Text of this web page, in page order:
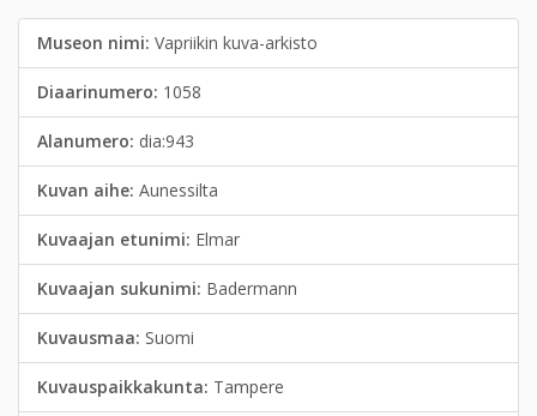
Museon nimi: Vapriikin kuva-arkisto
Diaarinumero: 1058
Alanumero: dia:943
Kuvan aihe: Aunessilta
Kuvaajan etunimi: Elmar
Kuvaajan sukunimi: Badermann
Kuvausmaa: Suomi
Kuvauspaikkakunta: Tampere